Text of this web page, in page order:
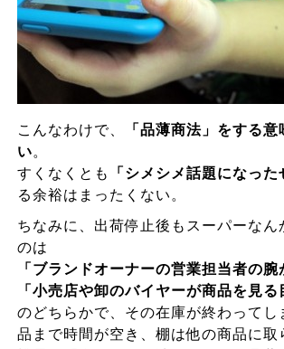
こんなわけで、
「品薄商法」をする
い。
すくなくとも 「シメシメ話題になった
る余裕はまったくない。
ちなみに、出荷停止後もスーパーなん
のは
「ブランドオーナーの営業担当者の腕
「小売店や卸のバイヤーが商品を見る
のどちらかで、その在庫が終わってし
品まで時間が空き、棚は他の商品に取